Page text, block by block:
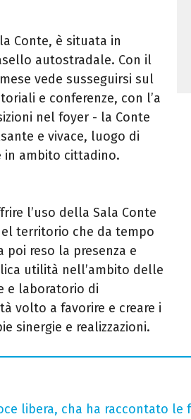
Conte, è situata in
autostradale. Con il
vede susseguirsi sul
e conferenze, con l’a
nel foyer - la Conte
e vivace, luogo di
in ambito cittadino.
l’uso della Sala Conte
territorio che da tempo
reso la presenza e
utilità nell’ambito delle
e laboratorio di
volto a favorire e creare i
sinergie e realizzazioni.
libera, cha ha raccontato le